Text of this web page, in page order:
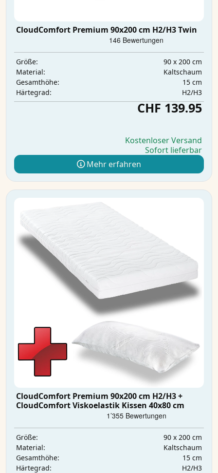
CloudComfort Premium 90x200 cm H2/H3 Twin
Größe:
90 x 200 cm
Material:
Kaltschaum
Gesamthöhe:
15 cm
Härtegrad:
H2/H3
CHF 139.95
Kostenloser Versand
Sofort lieferbar
Mehr erfahren
CloudComfort Premium 90x200 cm H2/H3 +
CloudComfort Viskoelastik Kissen 40x80 cm
Größe:
90 x 200 cm
Material:
Kaltschaum
Gesamthöhe:
15 cm
Härtegrad:
H2/H3